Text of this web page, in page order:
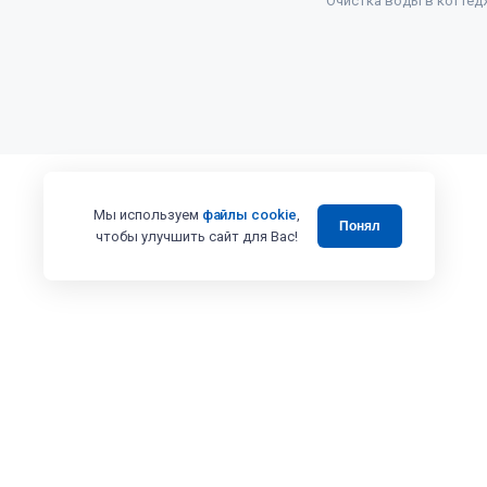
Мы используем файлы cookie,
чтобы улучшить сайт для Вас!
Понял